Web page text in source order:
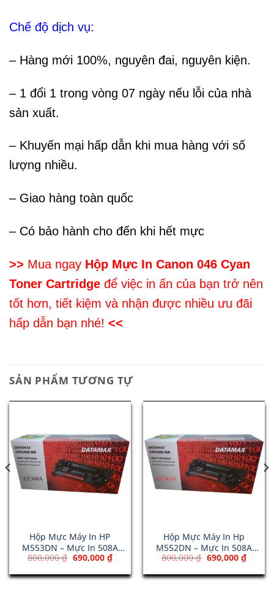
Chế độ dịch vụ:
– Hàng mới 100%, nguyên đai, nguyên kiện.
– 1 đổi 1 trong vòng 07 ngày nếu lỗi của nhà
sản xuất.
– Khuyến mại hấp dẫn khi mua hàng với số
lượng nhiều.
– Giao hàng toàn quốc
– Có bảo hành cho đến khi hết mực
>> Mua ngay Hộp Mực In Canon 046 Cyan
Toner Cartridge để việc in ấn của bạn trở nên
tốt hơn, tiết kiệm và nhận được nhiều ưu đãi
hấp dẫn bạn nhé! <<
SẢN PHẨM TƯƠNG TỰ
Hộp Mực Máy In HP
M553DN – Mực In 508A
Black (CF360A)
800,000₫ Giá
là:
800,000 ₫.
690,000 ₫Giá
hiện
tại
là:
Hộp Mực Máy In Hp
M552DN – Mực In 508A
Magenta (CF363A)
800,000₫ Giá
là:
800,000 ₫.
690,000 ₫Giá
hiện
tại
là: